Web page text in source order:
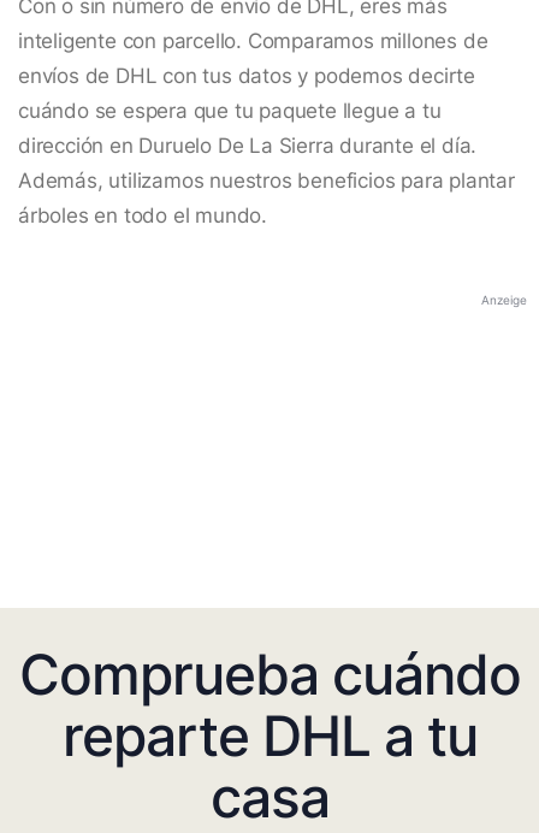
Con o sin número de envío de DHL, eres más
inteligente con parcello. Comparamos millones de
envíos de DHL con tus datos y podemos decirte
cuándo se espera que tu paquete llegue a tu
dirección en Duruelo De La Sierra durante el día.
Además, utilizamos nuestros beneficios para plantar
árboles en todo el mundo.
Anzeige
Comprueba cuándo
reparte DHL a tu
casa